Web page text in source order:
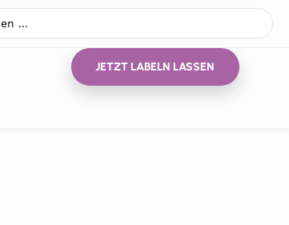
JETZT LABELN LASSEN